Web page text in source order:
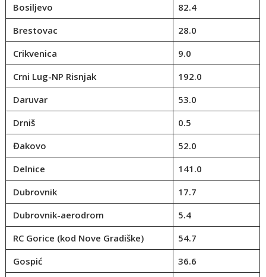
Bosiljevo
82.4
Brestovac
28.0
Crikvenica
9.0
Crni Lug-NP Risnjak
192.0
Daruvar
53.0
Drniš
0.5
Đakovo
52.0
Delnice
141.0
Dubrovnik
17.7
Dubrovnik-aerodrom
5.4
RC Gorice (kod Nove Gradiške)
54.7
Gospić
36.6